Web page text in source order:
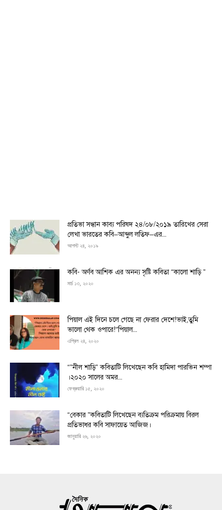
প্রতিভা সন্ধান কাব্য পরিষদ ২৪/০৮/২০১৯ তারিখের সেরা
লেখা ভারতের কবি–আব্দুল লতিফ–এর...
আগস্ট ২৪, ২০১৯
কবি- অর্ণব আশিক এর অনন্য সৃষ্টি কবিতা “কালো শাড়ি ”
মার্চ ১৩, ২০২০
পিয়াল এই দিনে চলে গেছে না ফেরার দেশে!ভাই,তুমি
ভালো থেক ওপারে!“পিয়াল...
এপ্রিল ২৪, ২০২০
“”নীল শাড়ি” কবিতাটি লিখেছেন কবি হামিদা পারভিন শম্পা
।২০২০ সালের অমর...
ফেব্রুয়ারি ১৫, ২০২০
“বেকার ”কবিতাটি লিখেছেন ব্যতিক্রম পরিক্রমায় বিরল
প্রতিভাধর কবি সাফায়েত আজিজ।
জানুয়ারি ২৬, ২০২০